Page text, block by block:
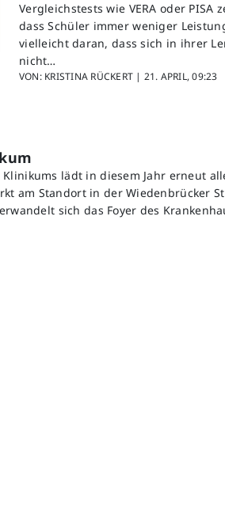
Vergleichstests wie VERA oder PISA
dass Schüler immer weniger
vielleicht daran, dass sich in ihrer
nicht…
VON: KRISTINA RÜCKERT | 21. APRIL, 09:23
lädt in diesem Jahr erneut
am Standort in der Wiedenbrücker
sich das Foyer des